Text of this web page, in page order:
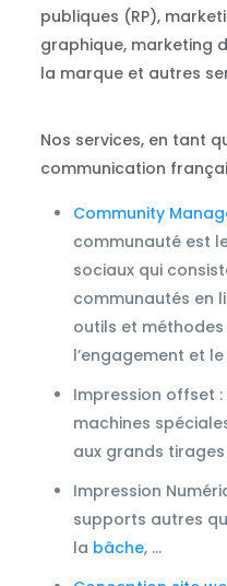
publiques (RP),
graphique, marketing
la marque et autres
Nos services, en tant
communication
Community
communauté est
sociaux qui
communautés en
outils et
l’engagement et
Impression offset
machines
aux grands tirages
Impression
supports autres
la bâche, …